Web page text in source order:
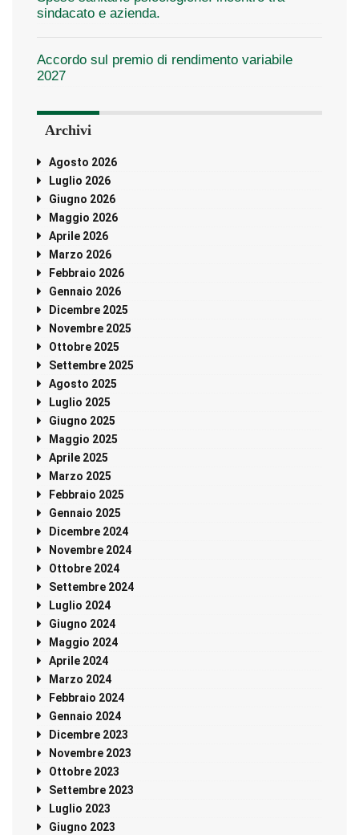
sindacato e azienda.
Accordo sul premio di rendimento variabile
2027
Archivi
Agosto 2026
Luglio 2026
Giugno 2026
Maggio 2026
Aprile 2026
Marzo 2026
Febbraio 2026
Gennaio 2026
Dicembre 2025
Novembre 2025
Ottobre 2025
Settembre 2025
Agosto 2025
Luglio 2025
Giugno 2025
Maggio 2025
Aprile 2025
Marzo 2025
Febbraio 2025
Gennaio 2025
Dicembre 2024
Novembre 2024
Ottobre 2024
Settembre 2024
Luglio 2024
Giugno 2024
Maggio 2024
Aprile 2024
Marzo 2024
Febbraio 2024
Gennaio 2024
Dicembre 2023
Novembre 2023
Ottobre 2023
Settembre 2023
Luglio 2023
Giugno 2023